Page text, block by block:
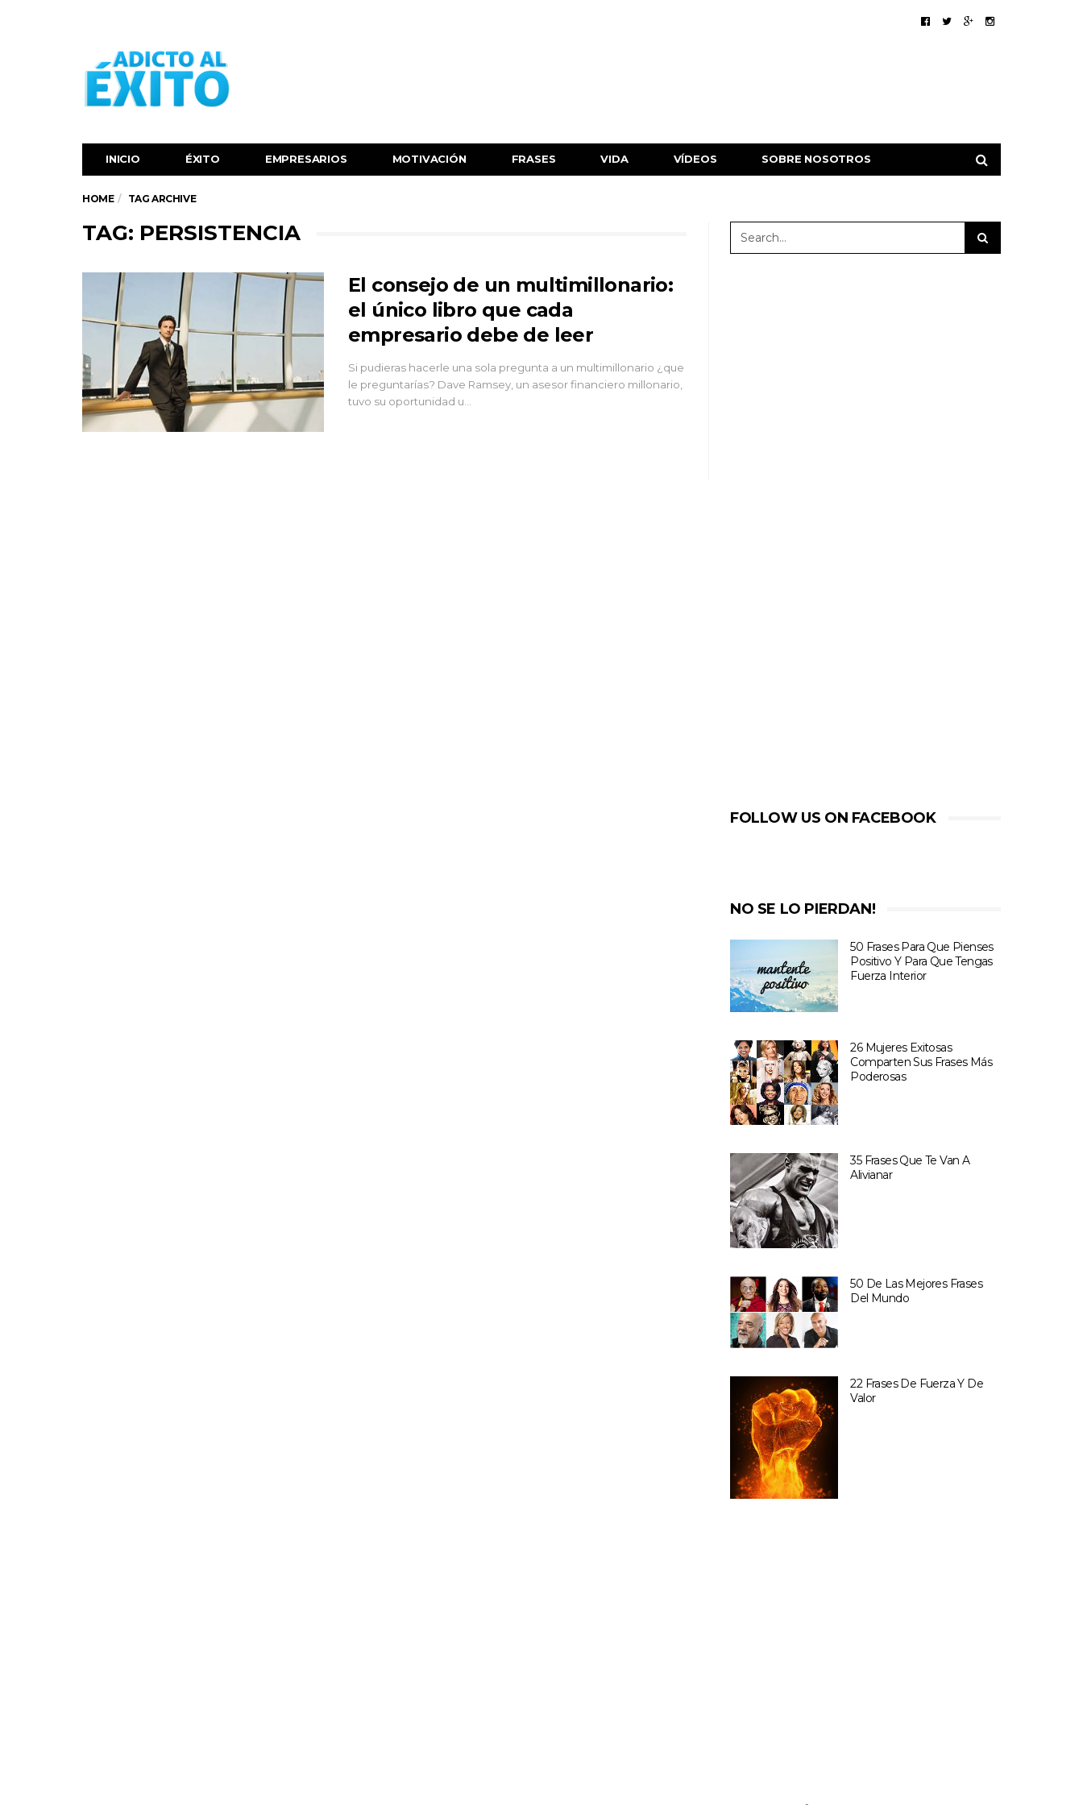
INICIO ÉXITO‬ EMPRESARIOS MOTIVACIÓN FRASES VIDA VÍDEOS SOBRE NOSOTROS
HOME TAG ARCHIVE
TAG: PERSISTENCIA
El consejo de un multimillonario:
el único libro que cada
empresario debe de leer
Si pudieras hacerle una sola pregunta a un multimillonario ¿que
le preguntarías? Dave Ramsey, un asesor financiero millonario,
tuvo su oportunidad u…
FOLLOW US ON FACEBOOK
NO SE LO PIERDAN!
50 Frases Para Que Pienses
Positivo Y Para Que Tengas
Fuerza Interior
26 Mujeres Exitosas
Comparten Sus Frases Más
Poderosas
35 Frases Que Te Van A
Alivianar
50 De Las Mejores Frases
Del Mundo
22 Frases De Fuerza Y De
Valor